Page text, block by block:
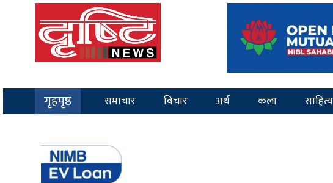
गृहपृष्ठ समाचार विचार अर्थ कला साहित्य